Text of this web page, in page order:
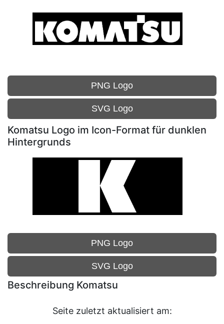
PNG Logo
SVG Logo
Komatsu Logo im Icon-Format für dunklen
Hintergrunds
PNG Logo
SVG Logo
Beschreibung Komatsu
Seite zuletzt aktualisiert am: